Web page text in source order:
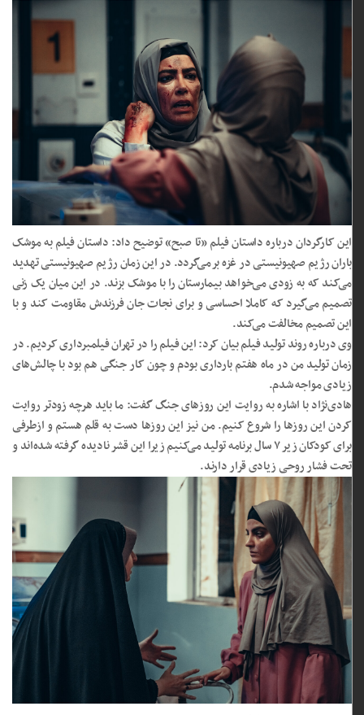
این کارگردان درباره داستان فیلم «تا صبح» توضیح داد: داستان فیلم به موشک
باران رژیم صهیونیستی در غزه برمی‌گردد. در این زمان رژیم صهیونیستی تهدید
می‌کند که به زودی می‌خواهد بیمارستان را با موشک بزند. در این میان یک زنی
تصمیم می‌گیرد که کاملا احساسی و برای نجات جان فرزندش مقاومت کند و با
این تصمیم مخالفت می‌کند.
وی درباره روند تولید فیلم بیان کرد: این فیلم را در تهران فیلمبرداری کردیم. در
زمان تولید من در ماه هفتم بارداری بودم و چون کار جنگی هم بود با چالش‌های
زیادی مواجه شدم.
هادی‌نژاد با اشاره به روایت این روزهای جنگ گفت: ما باید هرچه زودتر روایت
کردن این روزها را شروع کنیم. من نیز این روزها دست به قلم هستم و ازطرفی
برای کودکان زیر ۷ سال برنامه تولید می‌کنیم زیرا این قشر نادیده گرفته شده‌اند و
تحت فشار روحی زیادی قرار دارند.